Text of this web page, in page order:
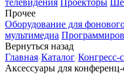
телевидения Проекторы
Прочее
Оборудование для
мультимедиа
Вернуться назад
Главная Каталог Конгресс-
Аксессуары для